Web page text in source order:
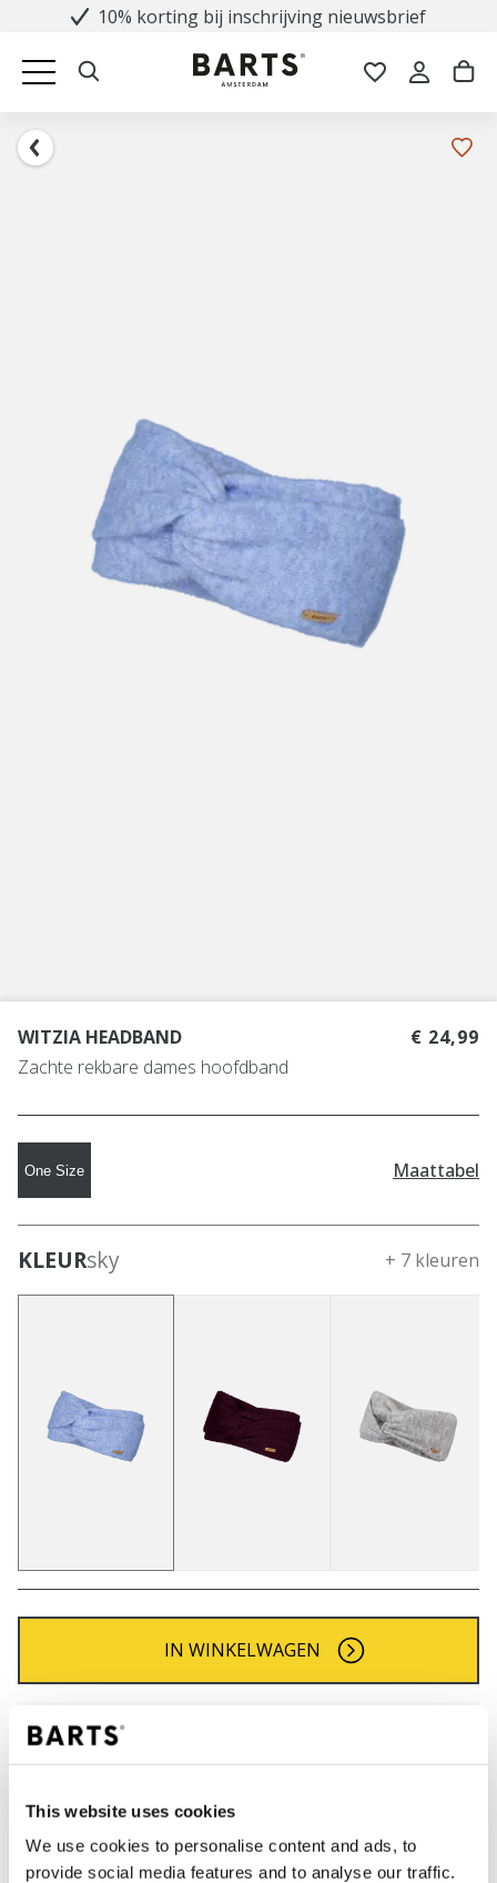
This website uses cookies
We use cookies to personalise content and ads, to
provide social media features and to analyse our traffic.
10% korting bij inschrijving nieuwsbrief
WITZIA HEADBAND
Zachte rekbare dames hoofdband
€ 24,99
One Size Maattabel
KLEURsky + 7 kleuren
IN WINKELWAGEN
Bestellingen die op werkdagen vóór 12:00 uur
worden geplaatst, worden dezelfde dag verzonden
NL
Binnen 30 dagen retourneren